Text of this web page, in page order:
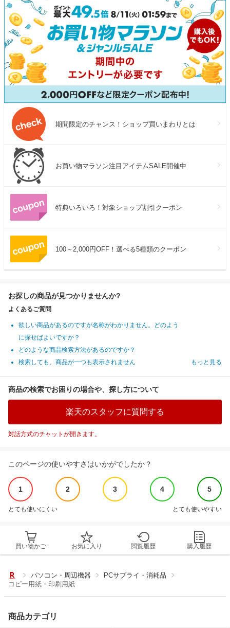
期間限定のチャンス！ショップ買いまわりとは
お買い物マラソン注目アイテムSALE開催中
特典いろいろ！対象ショップ割引クーポン
100～2,000円OFF！選べる5種類のクーポン
お探しの商品が見つかりませんか?
よくあるご質問
欲しい商品があるのですが名称がわかりません。どのよう
に探せばよいですか？
どのような商品検索方法があるのですか？
検索しても、商品が一つも表示されません
もっと見る
商品の検索でお困りの場合や、探し方について
楽天のスタッフに質問する
対話方式のチャットが開きます。
このページの使いやすさはいかがでしたか？
1 2 3 4 5
とても使いにくい とても使いやすい
買い物かご お気に入り 閲覧履歴 購入履歴
パソコン・周辺機器
PCサプライ・消耗品
コピー用紙・印刷用紙
商品カテゴリ